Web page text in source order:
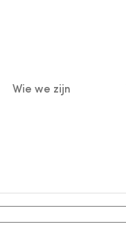
Main
Wie we zijn